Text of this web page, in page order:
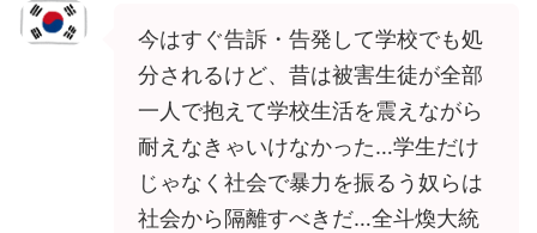
今はすぐ告訴・告発して学校でも処
分されるけど、昔は被害生徒が全部
一人で抱えて学校生活を震えながら
耐えなきゃいけなかった…学生だけ
じゃなく社会で暴力を振るう奴らは
社会から隔離すべきだ…全斗煥大統